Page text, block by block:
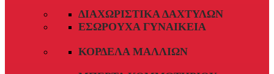
ΔΙΑΧΩΡΙΣΤΙΚΆ ΔΑΧΤΎΛΩΝ
ΕΣΏΡΟΥΧΑ ΓΥΝΑΙΚΕΊΑ
ΚΟΡΔΈΛΑ ΜΑΛΛΙΏΝ